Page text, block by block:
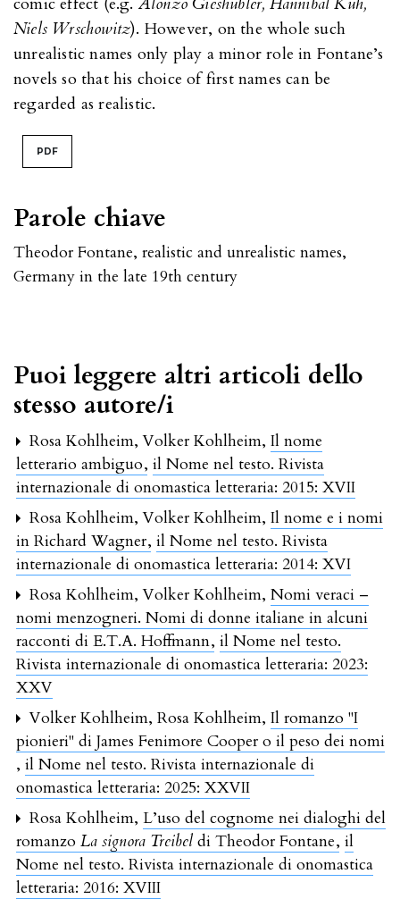
Parole chiave
Theodor Fontane, realistic and unrealistic names,
Germany in the late 19th century
Niels Wrschowitz). However, on the whole such
unrealistic names only play a minor role in Fontane’s
novels so that his choice of first names can be
regarded as realistic.
PDF
Puoi leggere altri articoli dello
stesso autore/i
Rosa Kohlheim, Volker Kohlheim, Il nome
letterario ambiguo, il Nome nel testo. Rivista
internazionale di onomastica letteraria: 2015: XVII
Rosa Kohlheim, Volker Kohlheim, Il nome e i nomi
in Richard Wagner, il Nome nel testo. Rivista
internazionale di onomastica letteraria: 2014: XVI
Rosa Kohlheim, Volker Kohlheim, Nomi veraci –
nomi menzogneri. Nomi di donne italiane in alcuni
racconti di E.T.A. Hoffmann, il Nome nel testo.
Rivista internazionale di onomastica letteraria: 2023:
XXV
Volker Kohlheim, Rosa Kohlheim, Il romanzo "I
pionieri" di James Fenimore Cooper o il peso dei nomi
, il Nome nel testo. Rivista internazionale di
onomastica letteraria: 2025: XXVII
Rosa Kohlheim, L’uso del cognome nei dialoghi del
romanzo La signora Treibel di Theodor Fontane, il
Nome nel testo. Rivista internazionale di onomastica
letteraria: 2016: XVIII